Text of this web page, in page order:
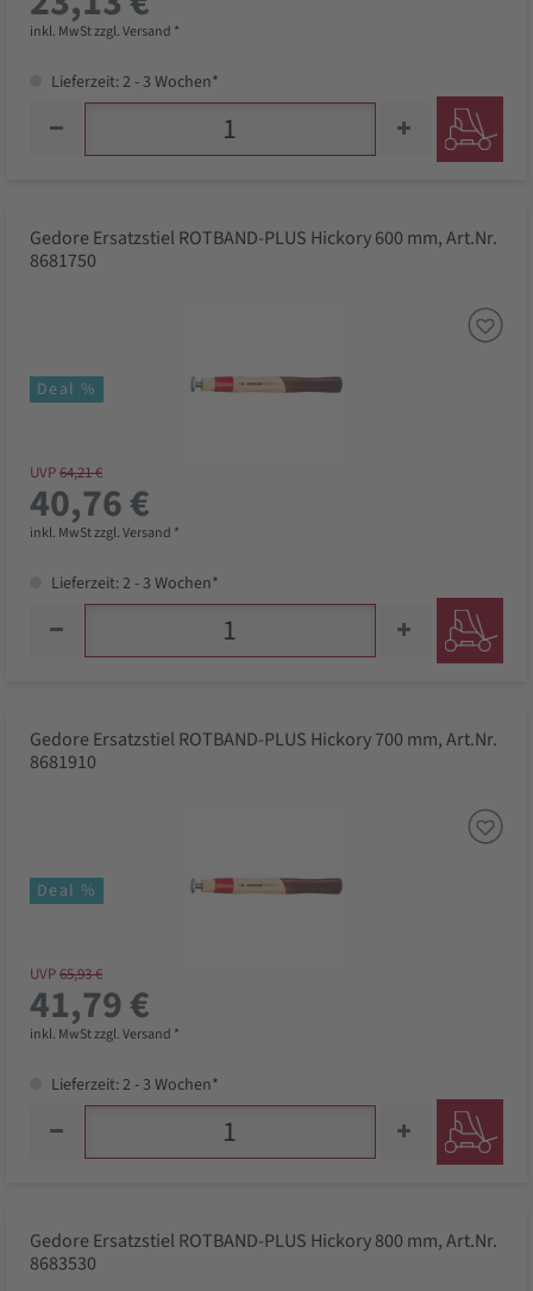
inkl. MwSt zzgl. Versand *
Lieferzeit: 2 - 3 Wochen*
Gedore Ersatzstiel ROTBAND-PLUS Hickory 600 mm, Art.Nr.
8681750
Deal %
UVP64,21 €
40,76 €
inkl. MwSt zzgl. Versand *
Lieferzeit: 2 - 3 Wochen*
Gedore Ersatzstiel ROTBAND-PLUS Hickory 700 mm, Art.Nr.
8681910
Deal %
UVP65,93 €
41,79 €
inkl. MwSt zzgl. Versand *
Lieferzeit: 2 - 3 Wochen*
Gedore Ersatzstiel ROTBAND-PLUS Hickory 800 mm, Art.Nr.
8683530